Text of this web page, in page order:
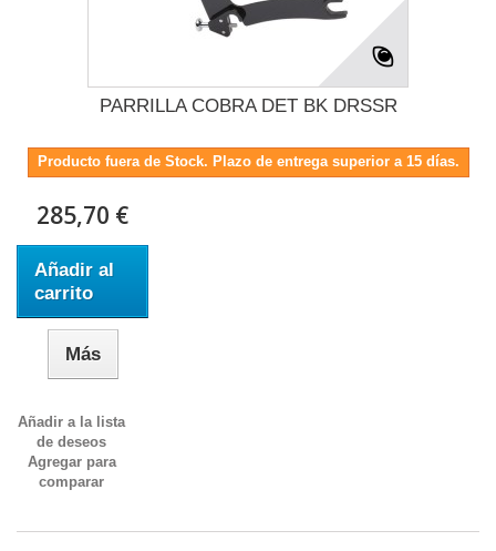
PARRILLA COBRA DET BK DRSSR
Producto fuera de Stock. Plazo de entrega superior a 15 días.
285,70 €
Añadir al
carrito
Más
Añadir a la lista
de deseos
Agregar para
comparar